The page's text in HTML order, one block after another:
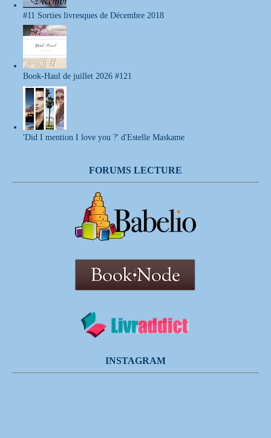
#11 Sorties livresques de Décembre 2018
Book-Haul de juillet 2026 #121
'Did I mention I love you ?' d'Estelle Maskame
FORUMS LECTURE
INSTAGRAM